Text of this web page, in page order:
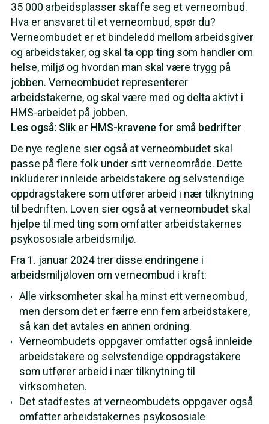
35 000 arbeidsplasser skaffe seg et verneombud.
Hva er ansvaret til et verneombud, spør du?
Verneombudet er et bindeledd mellom arbeidsgiver
og arbeidstaker, og skal ta opp ting som handler om
helse, miljø og hvordan man skal være trygg på
jobben. Verneombudet representerer
arbeidstakerne, og skal være med og delta aktivt i
HMS-arbeidet på jobben.
Les også: Slik er HMS-kravene for små bedrifter
De nye reglene sier også at verneombudet skal
passe på flere folk under sitt verneområde. Dette
inkluderer innleide arbeidstakere og selvstendige
oppdragstakere som utfører arbeid i nær tilknytning
til bedriften. Loven sier også at verneombudet skal
hjelpe til med ting som omfatter arbeidstakernes
psykososiale arbeidsmiljø.
Fra 1. januar 2024 trer disse endringene i
arbeidsmiljøloven om verneombud i kraft:
Alle virksomheter skal ha minst ett verneombud,
men dersom det er færre enn fem arbeidstakere,
så kan det avtales en annen ordning.
Verneombudets oppgaver omfatter også innleide
arbeidstakere og selvstendige oppdragstakere
som utfører arbeid i nær tilknytning til
virksomheten.
Det stadfestes at verneombudets oppgaver også
omfatter arbeidstakernes psykososiale